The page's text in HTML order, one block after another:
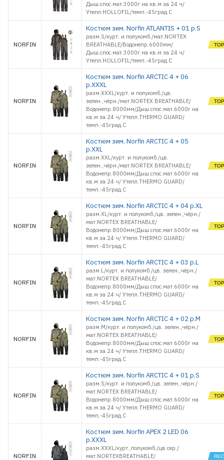
Дыш.спос.мат.3000г на кв.м за 24 ч/
Утепл.HOLLOFIL/темп.-45град.С
NORFIN
Костюм зим. Norfin ATLANTIS + 01 р.S
разм.S/курт. и полукомб./мат.NORTEX
BREATHABLE/Водонепр.6000мм/
Дыш.спос.мат.3000г на кв.м за 24 ч/
Утепл.HOLLOFIL/темп.-45град.С
NORFIN
Костюм зим. Norfin ARCTIC 4 + 06
р.XXXL
разм.XXXL/курт. и полукомб./цв.
зелен.,чёрн./мат.NORTEX BREATHABLE/
Водонепр.8000мм/Дыш.спос.мат.6000г на
кв.м за 24 ч/ Утепл.THERMO GUARD/
темп.-45град.С
NORFIN
Костюм зим. Norfin ARCTIC 4 + 05
р.XXL
разм.XXL/курт. и полукомб./цв.
зелен.,чёрн./мат.NORTEX BREATHABLE/
Водонепр.8000мм/Дыш.спос.мат.6000г на
кв.м за 24 ч/ Утепл.THERMO GUARD/
темп.-45град.С
NORFIN
Костюм зим. Norfin ARCTIC 4 + 04 р.XL
разм.XL/курт. и полукомб./цв. зелен.,чёрн./
мат.NORTEX BREATHABLE/
Водонепр.8000мм/Дыш.спос.мат.6000г на
кв.м за 24 ч/ Утепл.THERMO GUARD/
темп.-45град.С
NORFIN
Костюм зим. Norfin ARCTIC 4 + 03 р.L
разм.L/курт. и полукомб./цв. зелен.,чёрн./
мат.NORTEX BREATHABLE/
Водонепр.8000мм/Дыш.спос.мат.6000г на
кв.м за 24 ч/ Утепл.THERMO GUARD/
темп.-45град.С
NORFIN
Костюм зим. Norfin ARCTIC 4 + 02 р.M
разм.M/курт. и полукомб./цв. зелен.,чёрн./
мат.NORTEX BREATHABLE/
Водонепр.8000мм/Дыш.спос.мат.6000г на
кв.м за 24 ч/ Утепл.THERMO GUARD/
темп.-45град.С
NORFIN
Костюм зим. Norfin ARCTIC 4 + 01 р.S
разм.S/курт. и полукомб./цв. зелен.,чёрн./
мат.NORTEX BREATHABLE/
Водонепр.8000мм/Дыш.спос.мат.6000г на
кв.м за 24 ч/ Утепл.THERMO GUARD/
темп.-45град.С
NORFIN
Костюм зим. Norfin APEX 2 LED 06
р.XXXL
разм.XXXL/курт.,полукомб./цв.сер./
мат.NORTEXBREATHABLE/